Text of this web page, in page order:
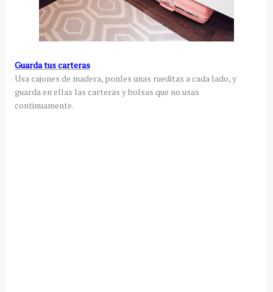
Guarda tus carteras
Usa cajones de madera, ponles unas rueditas a cada lado, y
guarda en ellas las carteras y bolsas que no usas
continuamente.